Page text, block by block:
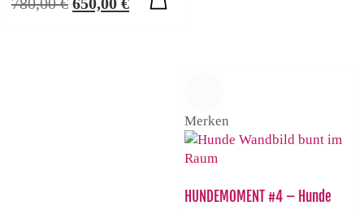
Merken
HUNDEMOMENT #4 – Hunde